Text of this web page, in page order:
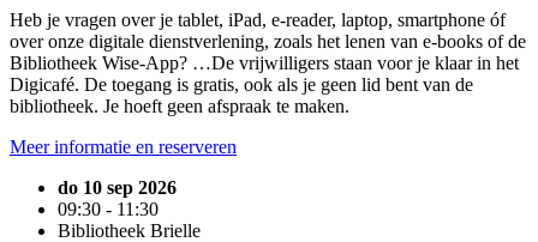
Heb je vragen over je tablet, iPad, e-reader, laptop, smartphone óf
over onze digitale dienstverlening, zoals het lenen van e-books of de
Bibliotheek Wise-App? …De vrijwilligers staan voor je klaar in het
Digicafé. De toegang is gratis, ook als je geen lid bent van de
bibliotheek. Je hoeft geen afspraak te maken.
Meer informatie en reserveren
do 10 sep 2026
09:30 - 11:30
Bibliotheek Brielle